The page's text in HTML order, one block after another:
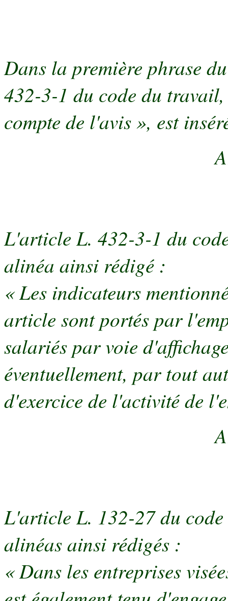
Dans la première phrase
432-3-1 du code du
compte de l'avis », est
L'article L. 432-3-1 du
alinéa ainsi rédigé :
« Les indicateurs
article sont portés par
salariés par voie
éventuellement, par tout
d'exercice de l'activité de
L'article L. 132-27 du
alinéas ainsi rédigés :
« Dans les entreprises